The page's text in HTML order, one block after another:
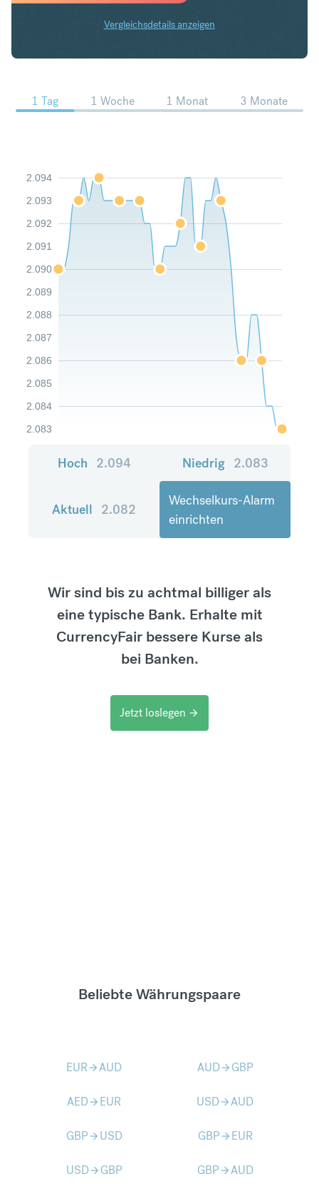
Vergleichsdetails anzeigen
CHF in NZD Trends
1 Tag 1 Woche 1 Monat 3 Monate
2.083
2.084
2.085
2.086
2.087
2.088
2.089
2.090
2.091
2.092
2.093
2.094
Hoch 2.094 Niedrig 2.083
Aktuell 2.082
Wechselkurs-Alarm
einrichten
Wir sind bis zu achtmal billiger als
eine typische Bank. Erhalte mit
CurrencyFair bessere Kurse als
bei Banken.
Jetzt loslegen arrow_forward
Beliebte Währungspaare
EURarrow_forwardAUD AUDarrow_forward GBP
AEDarrow_forward EUR USDarrow_forwardAUD
GBParrow_forward USD GBParrow_forward EUR
USDarrow_forward GBP GBParrow_forwardAUD